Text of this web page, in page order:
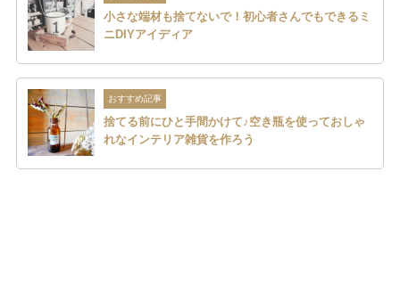
小さな端材も捨てないで！初心者さんでもできるミ
ニDIYアイディア
おすすめ記事
捨てる前にひと手間かけて♪空き瓶を使っておしゃ
れなインテリア雑貨を作ろう